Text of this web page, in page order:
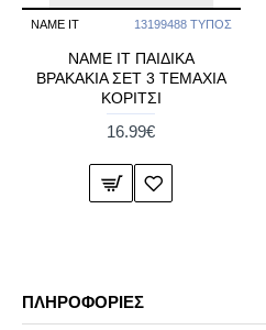
NAME IT 13199488 ΤΥΠΟΣ
NAME IT ΠΑΙΔΙΚΑ
ΒΡΑΚΑΚΙΑ ΣΕΤ 3 TEMAXIA
ΚΟΡΙΤΣΙ
16.99€
ΠΛΗΡΟΦΟΡΊΕΣ